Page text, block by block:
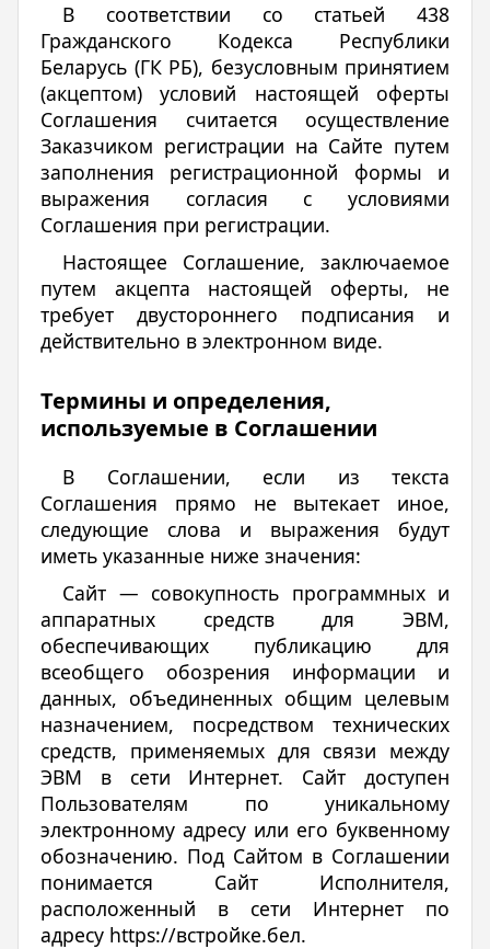
В соответствии со статьей 438
Гражданского Кодекса Республики
Беларусь (ГК РБ), безусловным принятием
(акцептом) условий настоящей оферты
Соглашения считается осуществление
Заказчиком регистрации на Сайте путем
заполнения регистрационной формы и
выражения согласия с условиями
Соглашения при регистрации.
Настоящее Соглашение, заключаемое
путем акцепта настоящей оферты, не
требует двустороннего подписания и
действительно в электронном виде.
Термины и определения,
используемые в Соглашении
В Соглашении, если из текста
Соглашения прямо не вытекает иное,
следующие слова и выражения будут
иметь указанные ниже значения:
Сайт — совокупность программных и
аппаратных средств для ЭВМ,
обеспечивающих публикацию для
всеобщего обозрения информации и
данных, объединенных общим целевым
назначением, посредством технических
средств, применяемых для связи между
ЭВМ в сети Интернет. Сайт доступен
Пользователям по уникальному
электронному адресу или его буквенному
обозначению. Под Сайтом в Соглашении
понимается Сайт Исполнителя,
расположенный в сети Интернет по
адресу https://встройке.бел.